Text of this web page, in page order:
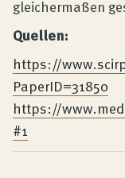
gleichermaßen
Quellen:
https://
PaperID=31850
https://
#1